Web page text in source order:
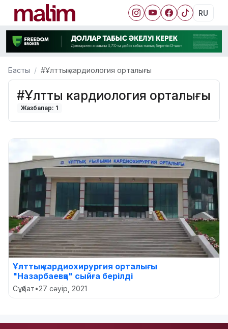
RU
Басты #Ұлттық кардиология орталығы
#Ұлттық кардиология орталығы
Жазбалар: 1
Ұлттық кардиохирургия орталығы
"Назарбаевқа" сыйға берілді
Сұқбат•27 сәуір, 2021